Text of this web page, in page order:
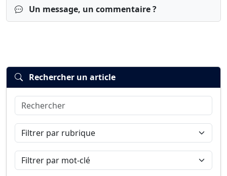
Un message, un commentaire ?
Connexion
Rechercher un article
Rechercher
Filtrer par rubrique
Filtrer par mot-clé